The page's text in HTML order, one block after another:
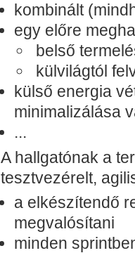
kombinált
egy előre
belső
külvilágtól
külső energia
minimalizálása
...
A hallgatónak a
tesztvezérelt,
a elkészítendő
megvalósítani
minden